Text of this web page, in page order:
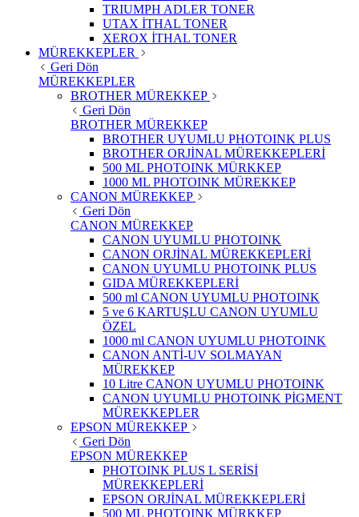
TRIUMPH ADLER TONER
UTAX İTHAL TONER
XEROX İTHAL TONER
MÜREKKEPLER
Geri Dön
MÜREKKEPLER
BROTHER MÜREKKEP
Geri Dön
BROTHER MÜREKKEP
BROTHER UYUMLU PHOTOINK PLUS
BROTHER ORJİNAL MÜREKKEPLERİ
500 ML PHOTOINK MÜRKKEP
1000 ML PHOTOINK MÜREKKEP
CANON MÜREKKEP
Geri Dön
CANON MÜREKKEP
CANON UYUMLU PHOTOINK
CANON ORJİNAL MÜREKKEPLERİ
CANON UYUMLU PHOTOINK PLUS
GIDA MÜREKKEPLERİ
500 ml CANON UYUMLU PHOTOINK
5 ve 6 KARTUŞLU CANON UYUMLU
ÖZEL
1000 ml CANON UYUMLU PHOTOINK
CANON ANTİ-UV SOLMAYAN
MÜREKKEP
10 Litre CANON UYUMLU PHOTOINK
CANON UYUMLU PHOTOINK PİGMENT
MÜREKKEPLER
EPSON MÜREKKEP
Geri Dön
EPSON MÜREKKEP
PHOTOINK PLUS L SERİSİ
MÜREKKEPLERİ
EPSON ORJİNAL MÜREKKEPLERİ
500 ML PHOTOINK MÜRKKEP